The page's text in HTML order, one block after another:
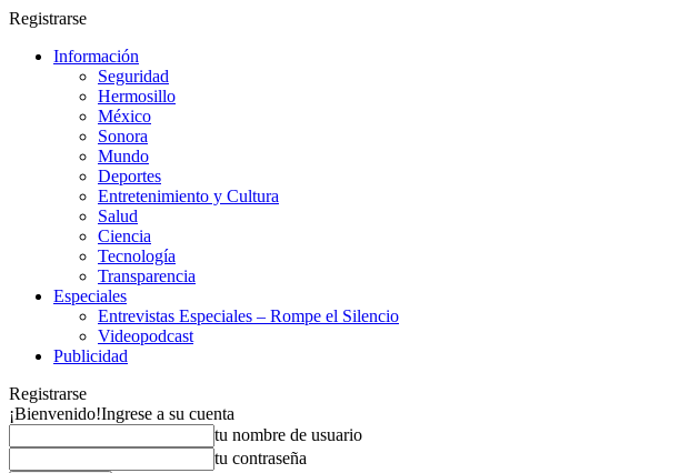
Registrarse
Información
Seguridad
Hermosillo
México
Sonora
Mundo
Deportes
Entretenimiento y Cultura
Salud
Ciencia
Tecnología
Transparencia
Especiales
Entrevistas Especiales – Rompe el Silencio
Videopodcast
Publicidad
Registrarse
¡Bienvenido!Ingrese a su cuenta
tu nombre de usuario
tu contraseña